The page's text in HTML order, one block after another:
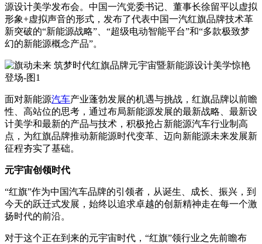
源设计美学发布会。中国一汽党委书记、董事长徐留平以虚拟
形象+虚拟声音的形式，发布了代表中国一汽红旗品牌技术革
新突破的“新能源战略”、“超级电动智能平台”和“多款极致梦
幻的新能源概念产品”。
面对新能源汽车产业蓬勃发展的机遇与挑战，红旗品牌以前瞻
性、高站位的思考，通过布局新能源发展的最新战略、最新设
计美学和最新的产品与技术，积极抢占新能源汽车行业制高
点，为红旗品牌推动新能源时代变革、迈向新能源未来发展新
征程夯实了基础。
元宇宙创领时代
“红旗”作为中国汽车品牌的引领者，从诞生、成长、振兴，到
今天的跃迁式发展，始终以追求卓越的创新精神走在每一个激
扬时代的前沿。
对于这个正在到来的元宇宙时代，“红旗”领行业之先前瞻布